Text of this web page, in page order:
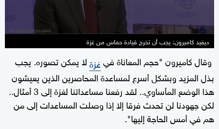
ديفيد كاميرون: يجب أن تخرج قيادة حماس من غزة
وقال كاميرون "حجم المعاناة فيغزةلا يمكن تصوره. يجب
بذل المزيد وبشكل أسرع لمساعدة المحاصرين الذين يعيشون
هذا الوضع المأساوي.. لقد رفعنا مساعداتنا لغزة إلى 3 أمثال..
لكن جهودنا لن تحدث فرقا إلا إذا وصلت المساعدات إلى من
هم في أمس الحاجة إليها".